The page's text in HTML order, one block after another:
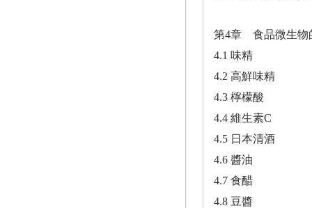
第4章 食品微生物
4.1 味精
4.2 高鮮味精
4.3 檸檬酸
4.4 維生素C
4.5 日本清酒
4.6 醬油
4.7 食醋
4.8 豆醬